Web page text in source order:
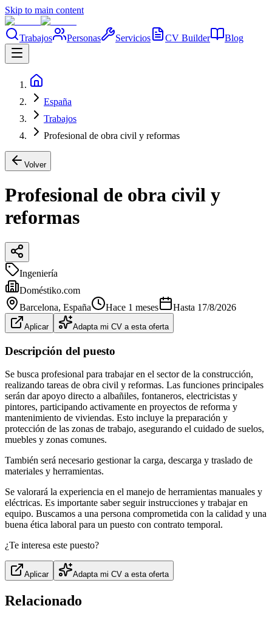
Skip to main content
Trabajos Personas Servicios CV Builder Blog
España
Trabajos
Profesional de obra civil y reformas
Volver
Profesional de obra civil y
reformas
Ingeniería
Doméstiko.com
Barcelona, España Hace 1 meses Hasta 17/8/2026
Aplicar Adapta mi CV a esta oferta
Descripción del puesto
Se busca profesional para trabajar en el sector de la construcción,
realizando tareas de obra civil y reformas. Las funciones principales
serán dar apoyo directo a albañiles, fontaneros, electricistas y
pintores, participando activamente en proyectos de reforma y
mantenimiento de viviendas. Esto incluye la preparación y
protección de las zonas de trabajo, asegurando el cuidado de suelos,
muebles y zonas comunes.
También será necesario gestionar la carga, descarga y traslado de
materiales y herramientas.
Se valorará la experiencia en el manejo de herramientas manuales y
eléctricas. Es importante saber seguir instrucciones y trabajar en
equipo. Buscamos a una persona comprometida con la calidad y una
buena ética laboral para un puesto con contrato temporal.
¿Te interesa este puesto?
Aplicar Adapta mi CV a esta oferta
Relacionado